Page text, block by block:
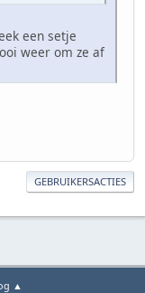
een setje
weer om ze af
GEBRUIKERSACTIES
▲